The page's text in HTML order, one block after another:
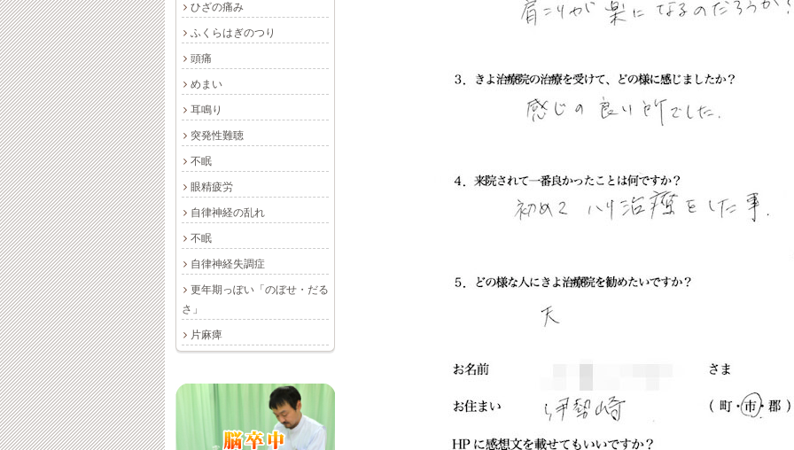
ひざの痛み
ふくらはぎのつり
頭痛
めまい
耳鳴り
突発性難聴
不眠
眼精疲労
自律神経の乱れ
不眠
自律神経失調症
更年期っぽい「のぼせ・だる
さ」
片麻痺